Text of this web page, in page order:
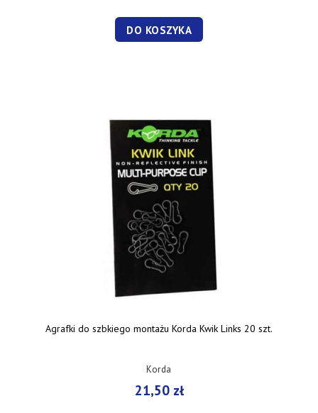
DO KOSZYKA
Agrafki do szbkiego montażu Korda Kwik Links 20 szt.
Korda
21,50 zł